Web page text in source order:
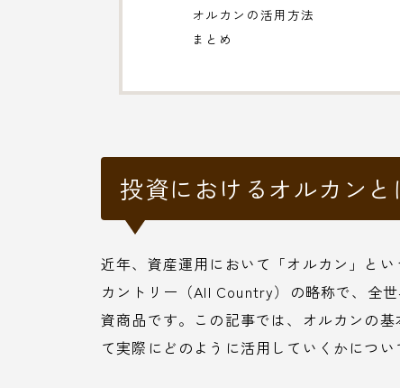
オルカンの活用方法
まとめ
投資におけるオルカン
近年、資産運用において「オルカン」と
カントリー（All Country）の略称で、全
資商品です。この記事では、オルカンの
て実際にどのように活用していくかについ